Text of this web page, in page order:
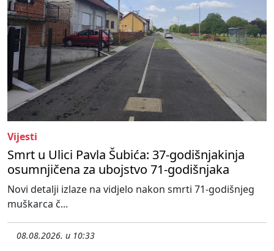
Vijesti
Smrt u Ulici Pavla Šubića: 37-godišnjakinja
osumnjičena za ubojstvo 71-godišnjaka
Novi detalji izlaze na vidjelo nakon smrti 71-godišnjeg
muškarca č...
08.08.2026. u 10:33